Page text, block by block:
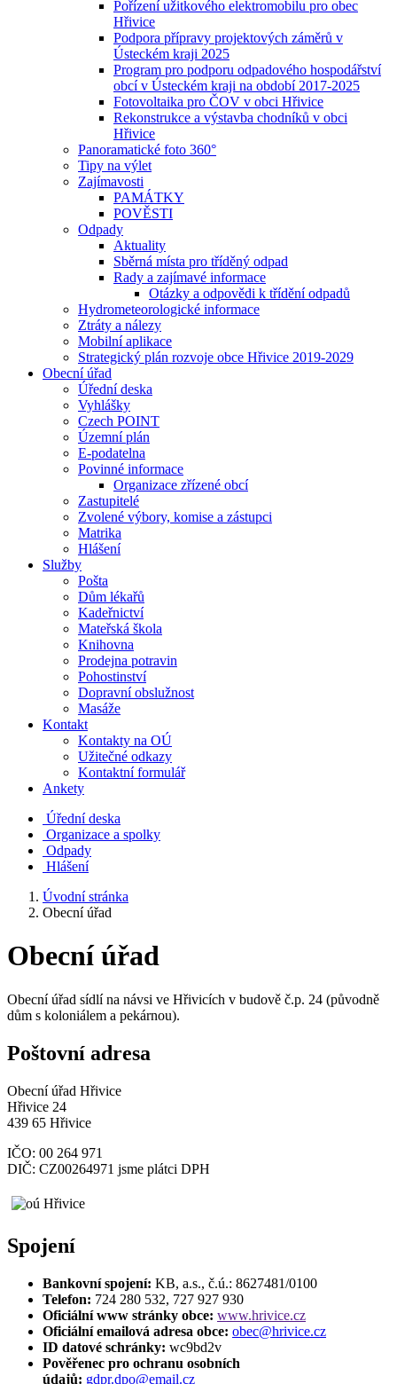
Pořízení užitkového elektromobilu pro obec
Hřivice
Podpora přípravy projektových záměrů v
Ústeckém kraji 2025
Program pro podporu odpadového hospodářství
obcí v Ústeckém kraji na období 2017-2025
Fotovoltaika pro ČOV v obci Hřivice
Rekonstrukce a výstavba chodníků v obci
Hřivice
Panoramatické foto 360°
Tipy na výlet
Zajímavosti
PAMÁTKY
POVĚSTI
Odpady
Aktuality
Sběrná místa pro tříděný odpad
Rady a zajímavé informace
Otázky a odpovědi k třídění odpadů
Hydrometeorologické informace
Ztráty a nálezy
Mobilní aplikace
Strategický plán rozvoje obce Hřivice 2019-2029
Obecní úřad
Úřední deska
Vyhlášky
Czech POINT
Územní plán
E-podatelna
Povinné informace
Organizace zřízené obcí
Zastupitelé
Zvolené výbory, komise a zástupci
Matrika
Hlášení
Služby
Pošta
Dům lékařů
Kadeřnictví
Mateřská škola
Knihovna
Prodejna potravin
Pohostinství
Dopravní obslužnost
Masáže
Kontakt
Kontakty na OÚ
Užitečné odkazy
Kontaktní formulář
Ankety
Úřední deska
Organizace a spolky
Odpady
Hlášení
Úvodní stránka
Obecní úřad
Obecní úřad
Obecní úřad sídlí na návsi ve Hřivicích v budově č.p. 24 (původně
dům s koloniálem a pekárnou).
Poštovní adresa
Obecní úřad Hřivice
Hřivice 24
439 65 Hřivice
IČO: 00 264 971
DIČ: CZ00264971 jsme plátci DPH
Spojení
Bankovní spojení: KB, a.s., č.ú.: 8627481/0100
Telefon: 724 280 532, 727 927 930
Oficiální www stránky obce: www.hrivice.cz
Oficiální emailová adresa obce: obec@hrivice.cz
ID datové schránky: wc9bd2v
Pověřenec pro ochranu osobních
údajů: gdpr.dpo@email.cz